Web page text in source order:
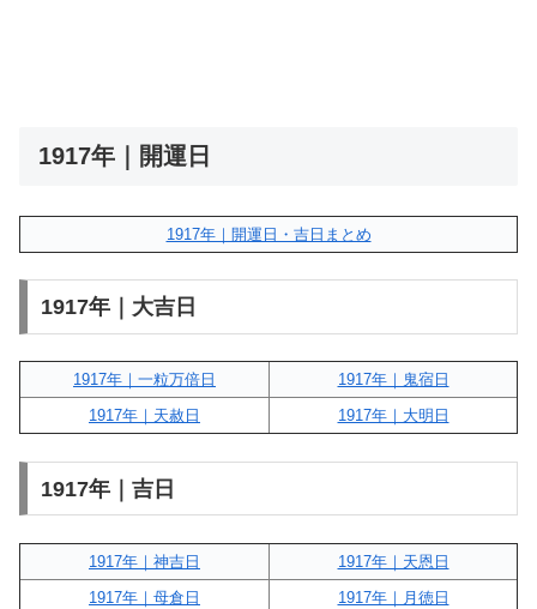
1917年｜開運日
1917年｜開運日・吉日まとめ
1917年｜大吉日
1917年｜一粒万倍日
1917年｜鬼宿日
1917年｜天赦日
1917年｜大明日
1917年｜吉日
1917年｜神吉日
1917年｜天恩日
1917年｜母倉日
1917年｜月徳日